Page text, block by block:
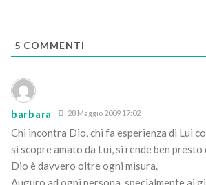
5 COMMENTI
barbara 28 Maggio 2009 17:02
Chi incontra Dio, chi fa esperienza di Lui
si scopre amato da Lui, si rende ben presto
Dio è davvero oltre ogni misura.